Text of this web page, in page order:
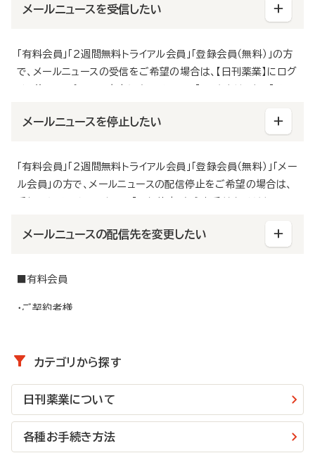
■朝刊メール （無料）
前日AM5:00～本日AM5:00までに更新された記事一覧を配
配信時間：月～土／1日1回（AM7:00）
■特報メール （無料）
配信時間：随時配信
員」のみ利用可能
ご登録されたMyキーワードを含む記事をお知らせいたします
メールニュースを受信したい
「有料会員」「２週間無料トライアル会員」「登録会員（無料）」の方
で、メールニュースの受信をご希望の場合は、【日刊薬業】にログ
また、メール受信のみご希望の方（メール会員）は、ログイン前の
設定」からお手続きいただくことでメールニュースのみ配信をい
たします。
メールニュースを停止したい
「有料会員」「２週間無料トライアル会員」「登録会員（無料）」「メー
ル会員」の方で、メールニュースの配信停止をご希望の場合は、
メールニュースの配信先を変更したい
■有料会員
・ご契約者様
お手続きください。
【日刊薬業】マイページへログイン後、トップ画面の右上にあるメ
ニュー「☰」をクリックし「マイページメニュー」→「メールニュース
受信設定／変更／停止」からお手続きください。
カテゴリから探す
日刊薬業について
各種お手続き方法